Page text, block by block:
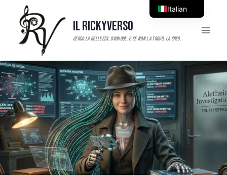
contenuto
Il RickyVerso
Italian